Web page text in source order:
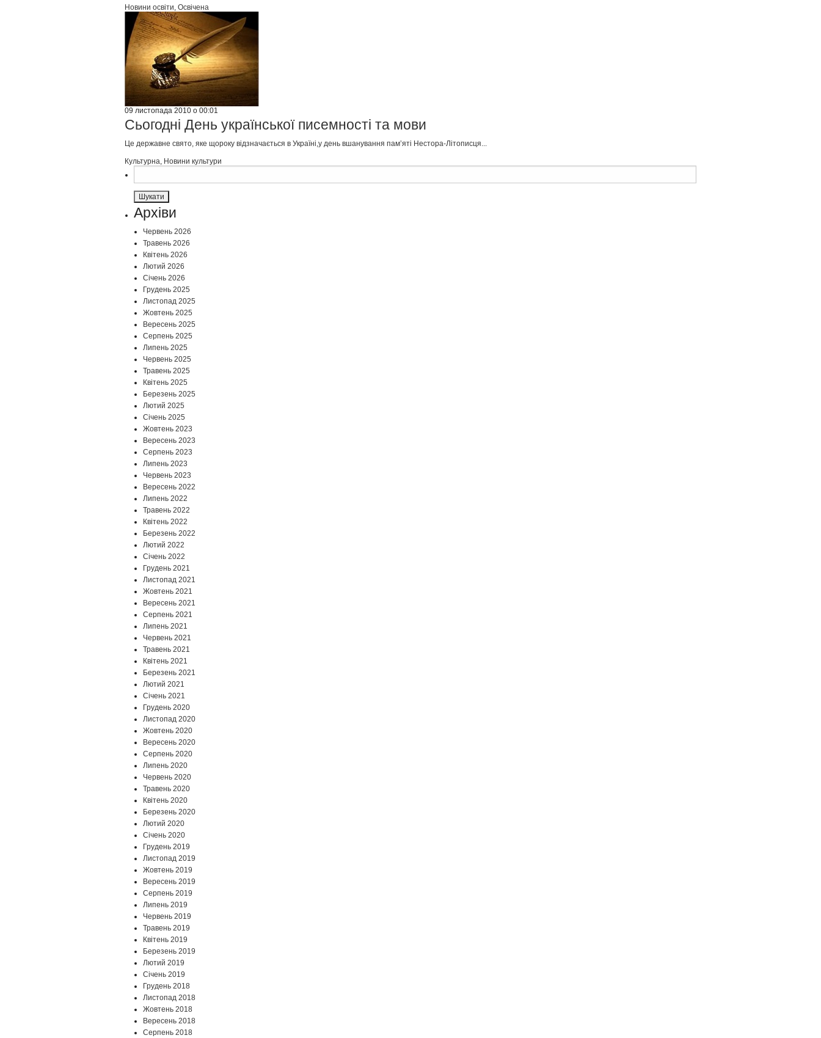
Новини освіти, Освічена
09 листопада 2010 о 00:01
Сьогодні День української писемності та мови
Це державне свято, яке щороку відзначається в Україні,у день вшанування пам’яті Нестора-Літописця...
Культурна, Новини культури
Архіви
Червень 2026
Травень 2026
Квітень 2026
Лютий 2026
Січень 2026
Грудень 2025
Листопад 2025
Жовтень 2025
Вересень 2025
Серпень 2025
Липень 2025
Червень 2025
Травень 2025
Квітень 2025
Березень 2025
Лютий 2025
Січень 2025
Жовтень 2023
Вересень 2023
Серпень 2023
Липень 2023
Червень 2023
Вересень 2022
Липень 2022
Травень 2022
Квітень 2022
Березень 2022
Лютий 2022
Січень 2022
Грудень 2021
Листопад 2021
Жовтень 2021
Вересень 2021
Серпень 2021
Липень 2021
Червень 2021
Травень 2021
Квітень 2021
Березень 2021
Лютий 2021
Січень 2021
Грудень 2020
Листопад 2020
Жовтень 2020
Вересень 2020
Серпень 2020
Липень 2020
Червень 2020
Травень 2020
Квітень 2020
Березень 2020
Лютий 2020
Січень 2020
Грудень 2019
Листопад 2019
Жовтень 2019
Вересень 2019
Серпень 2019
Липень 2019
Червень 2019
Травень 2019
Квітень 2019
Березень 2019
Лютий 2019
Січень 2019
Грудень 2018
Листопад 2018
Жовтень 2018
Вересень 2018
Серпень 2018